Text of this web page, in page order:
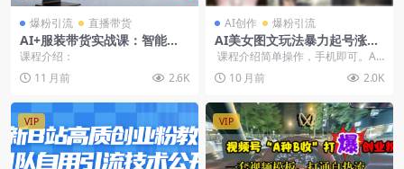
爆粉引流 直播带货
AI+服装带货实战课：智能体
批量出片，30天涨粉3万单条
带货10万
课程介绍：
11 月前
2.6K
AI创作 爆粉引流
AI美女图文玩法暴力起号涨粉
（飞书文档教程）
课程介绍简单操作，手机即可。AI
全套玩法 &n...
10 月前 2.0K
VIP VIP